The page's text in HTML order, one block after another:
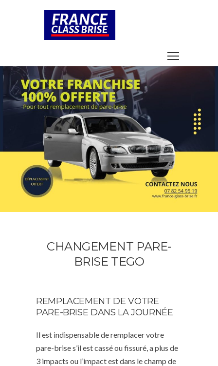
CHANGEMENT PARE-
BRISE TEGO
REMPLACEMENT DE VOTRE
PARE-BRISE DANS LA JOURNÉE
Il est indispensable de remplacer votre
pare-brise s’il est cassé ou fissuré, a plus de
3 impacts ou l’impact est dans le champ de